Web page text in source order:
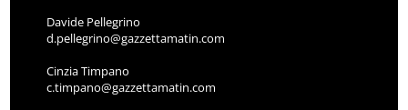
Davide Pellegrino
d.pellegrino@gazzettamatin.com
Cinzia Timpano
c.timpano@gazzettamatin.com